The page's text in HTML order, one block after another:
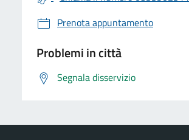
Prenota appuntamento
Problemi in città
Segnala disservizio